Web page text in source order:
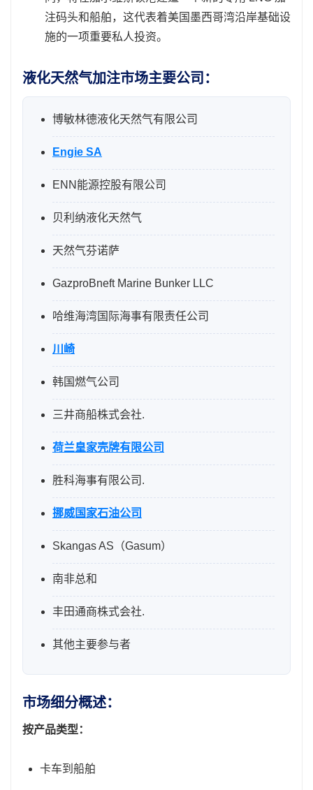
注码头和船舶，这代表着美国墨西哥湾沿岸基础设
施的一项重要私人投资。
液化天然气加注市场主要公司：
博敏林德液化天然气有限公司
Engie SA
ENN能源控股有限公司
贝利纳液化天然气
天然气芬诺萨
GazproBneft Marine Bunker LLC
哈维海湾国际海事有限责任公司
川崎
韩国燃气公司
三井商船株式会社.
荷兰皇家壳牌有限公司
胜科海事有限公司.
挪威国家石油公司
Skangas AS（Gasum）
南非总和
丰田通商株式会社.
其他主要参与者
市场细分概述：
按产品类型：
卡车到船舶